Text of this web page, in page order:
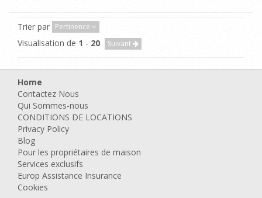
Trier par Pertinence
Visualisation de 1 - 20 Suivant
Home
Contactez Nous
Qui Sommes-nous
CONDITIONS DE LOCATIONS
Privacy Policy
Blog
Pour les propriétaires de maison
Services exclusifs
Europ Assistance Insurance
Cookies